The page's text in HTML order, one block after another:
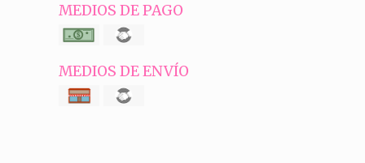
MEDIOS DE PAGO
MEDIOS DE ENVÍO